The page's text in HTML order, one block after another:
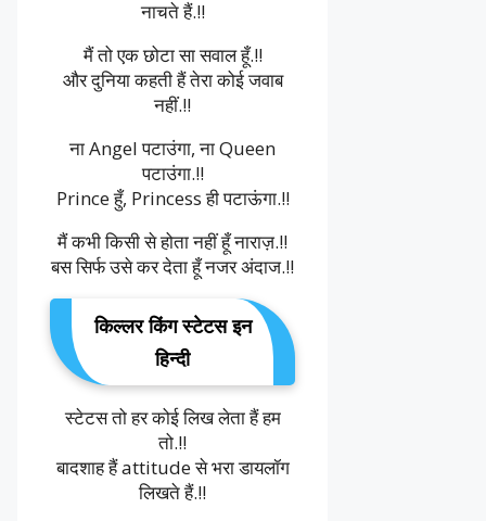
नाचते हैं.!!
मैं तो एक छोटा सा सवाल हूँ.!!
और दुनिया कहती हैं तेरा कोई जवाब
नहीं.!!
ना Angel पटाउंगा, ना Queen
पटाउंगा.!!
Prince हुँ, Princess ही पटाऊंगा.!!
मैं कभी किसी से होता नहीं हूँ नाराज़.!!
बस सिर्फ उसे कर देता हूँ नजर अंदाज.!!
किल्लर किंग स्टेटस इन
हिन्दी
स्टेटस तो हर कोई लिख लेता हैं हम
तो.!!
बादशाह हैं attitude से भरा डायलॉग
लिखते हैं.!!